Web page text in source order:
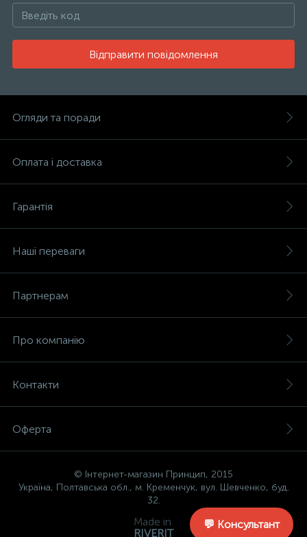
Відправити повідомлення
Огляди та поради
Оплата і доставка
Гарантія
Наші переваги
Партнерам
Про компанію
Контакти
Оферта
© Інтернет-магазин Принцип, 2015
Україна, Полтавська обл., м. Кременчук, вул. Шевченко, буд.
32.
Made in
RIVERIT
💬 Консультант